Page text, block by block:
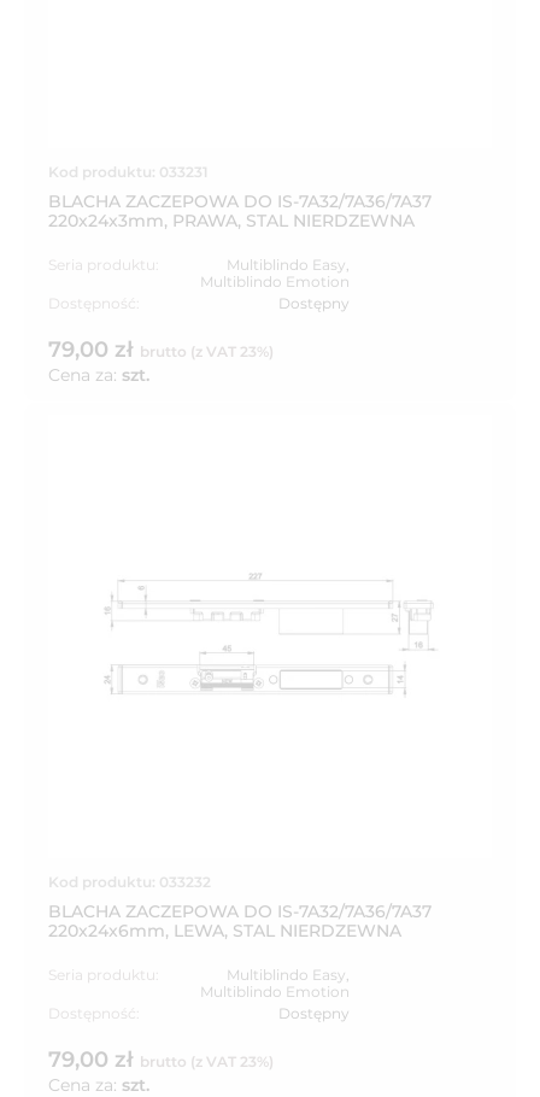
Kod produktu: 033231
BLACHA ZACZEPOWA DO IS-7A32/7A36/7A37
220x24x3mm, PRAWA, STAL NIERDZEWNA
Seria produktu: Multiblindo Easy,
Multiblindo Emotion
Dostępność:
Dostępny
79,00 zł brutto (z VAT 23%)
Cena za: szt.
Kod produktu: 033232
BLACHA ZACZEPOWA DO IS-7A32/7A36/7A37
220x24x6mm, LEWA, STAL NIERDZEWNA
Seria produktu: Multiblindo Easy,
Multiblindo Emotion
Dostępność:
Dostępny
79,00 zł brutto (z VAT 23%)
Cena za: szt.